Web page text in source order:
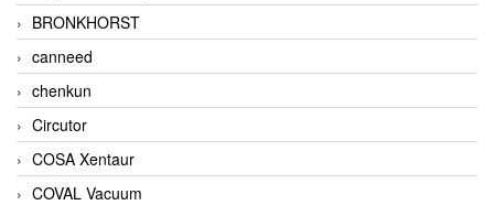
BRONKHORST
canneed
chenkun
Circutor
COSA Xentaur
COVAL Vacuum